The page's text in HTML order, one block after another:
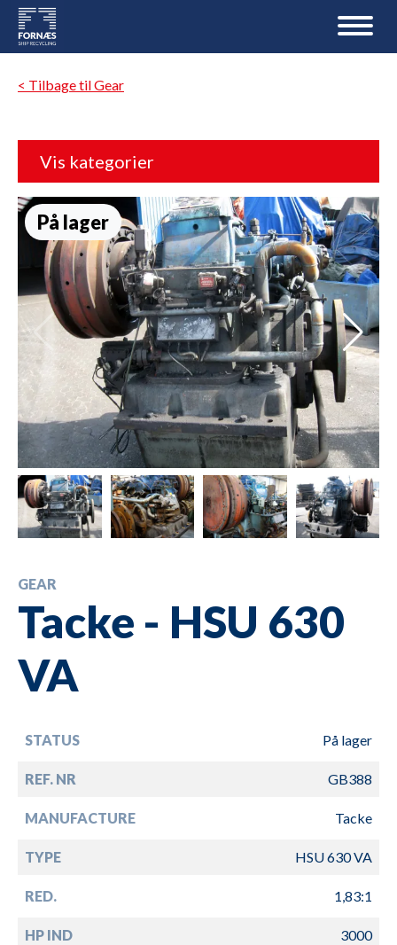
< Tilbage til Gear
Vis kategorier
På lager
GEAR
Tacke - HSU 630
VA
STATUS På lager
REF. NR GB388
MANUFACTURE Tacke
TYPE HSU 630 VA
RED. 1,83:1
HP IND 3000